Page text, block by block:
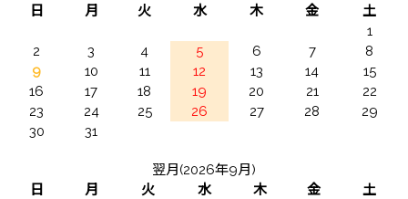
日
月 火 水 木 金
土
1
2
3 4 5 6 7
8
9
10 11 12 13 14
15
16
17 18 19 20 21
22
23
24 25 26 27 28
29
30
31
翌月(2026年9月)
日
月 火 水 木 金
土